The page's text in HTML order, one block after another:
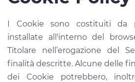
I Cookie sono costituiti da
installate all'interno del
Titolare nell’erogazione del
finalità descritte. Alcune delle
dei Cookie potrebbero,